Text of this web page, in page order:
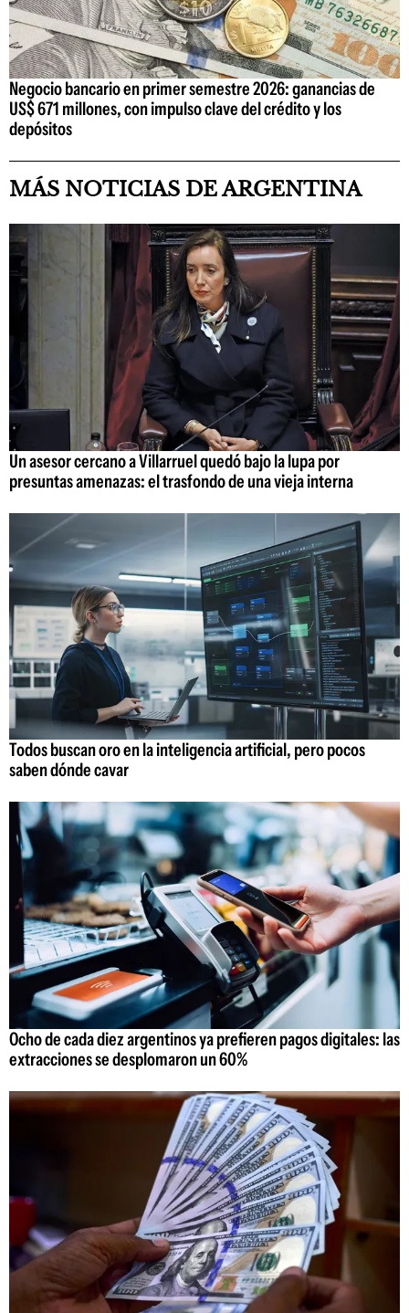
Negocio bancario en primer semestre 2026: ganancias de
US$ 671 millones, con impulso clave del crédito y los
depósitos
MÁS NOTICIAS DE ARGENTINA
Un asesor cercano a Villarruel quedó bajo la lupa por
presuntas amenazas: el trasfondo de una vieja interna
Todos buscan oro en la inteligencia artificial, pero pocos
saben dónde cavar
Ocho de cada diez argentinos ya prefieren pagos digitales: las
extracciones se desplomaron un 60%